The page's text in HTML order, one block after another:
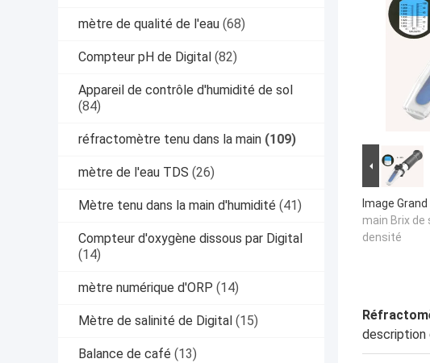
mètre de qualité de l'eau (68)
Compteur pH de Digital (82)
Appareil de contrôle d'humidité de sol
(84)
réfractomètre tenu dans la main (109)
mètre de l'eau TDS (26)
Mètre tenu dans la main d'humidité (41)
Compteur d'oxygène dissous par Digital
(14)
mètre numérique d'ORP (14)
Mètre de salinité de Digital (15)
Balance de café (13)
Image Grand
main Brix de
densité
description